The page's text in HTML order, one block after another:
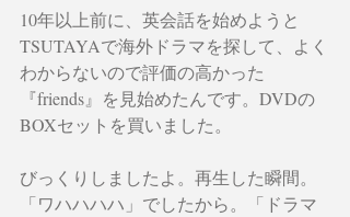
10年以上前に、英会話を始めようと
TSUTAYAで海外ドラマを探して、よく
わからないので評価の高かった
『friends』を見始めたんです。DVDの
BOXセットを買いました。
びっくりしましたよ。再生した瞬間。
「ワハハハハ」でしたから。「ドラマ